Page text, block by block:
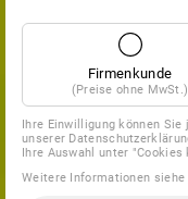
Firmenkunde
(Preise ohne MwSt.)
Ihre Einwilligung können
unserer
Ihre Auswahl unter
Weitere Informationen siehe